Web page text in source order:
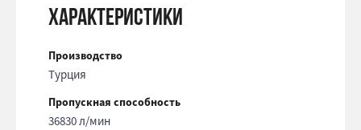
Характеристики
Производство
Турция
Пропускная способность
36830 л/мин